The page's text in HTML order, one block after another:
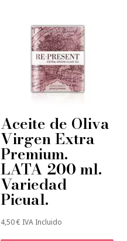
Aceite de Oliva
Virgen Extra
Premium.
LATA 200 ml.
Variedad
Picual.
4,50€ IVA Incluido